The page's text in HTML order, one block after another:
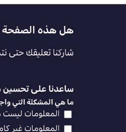
Footer
Feedback
[AR]
هل هذه
شاركنا تعليقك
ساعدنا على
ما هي المشكلة التي
المعلومات